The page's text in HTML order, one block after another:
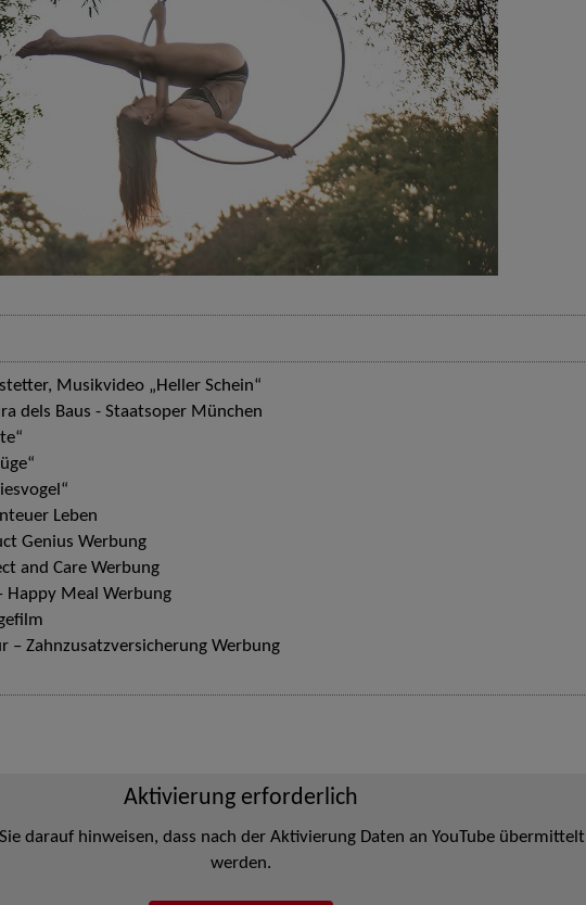
Musikvideo „Heller Schein“
dels Baus - Staatsoper München
Leben
Genius Werbung
and Care Werbung
Happy Meal Werbung
– Zahnzusatzversicherung Werbung
Aktivierung erforderlich
darauf hinweisen, dass nach der Aktivierung Daten an YouTube übermittelt
werden.